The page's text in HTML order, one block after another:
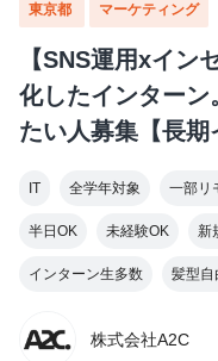
東京都 マーケティング
【SNS運用xイン
化したインターン
たい人募集【長期
IT 全学年対象 一部リ
半日OK 未経験OK 新
インターン生多数 髪型自
株式会社A2C